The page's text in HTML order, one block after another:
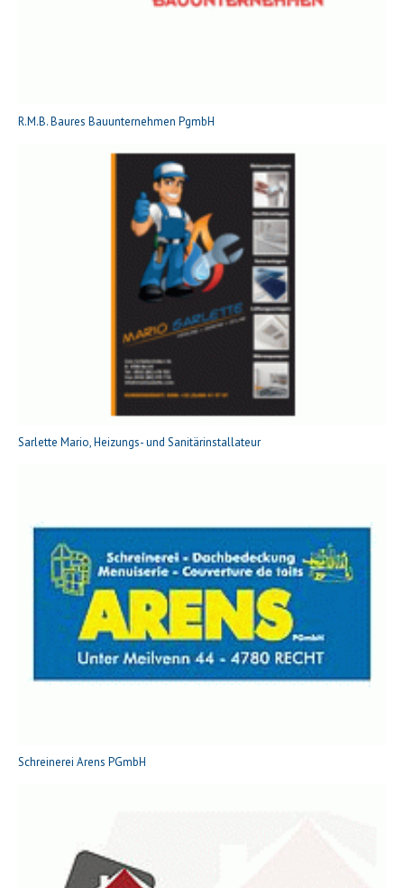
R.M.B. Baures Bauunternehmen PgmbH
Sarlette Mario, Heizungs- und Sanitärinstallateur
Schreinerei Arens PGmbH